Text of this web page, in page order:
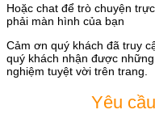
Hoặc chat để trò chuyện
phải màn hình của bạn
Cảm ơn quý khách đã truy
quý khách nhận được
nghiệm tuyệt vời trên trang.
Yêu